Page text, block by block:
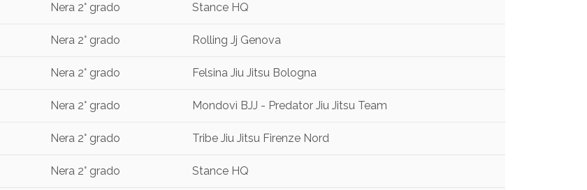
Nera 2° grado Stance HQ
Nera 2° grado Rolling Jj Genova
Nera 2° grado Felsina Jiu Jitsu Bologna
Nera 2° grado Mondovì BJJ - Predator Jiu Jitsu Team
Nera 2° grado Tribe Jiu Jitsu Firenze Nord
Nera 2° grado Stance HQ